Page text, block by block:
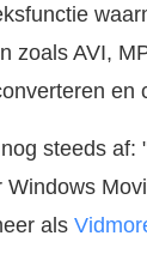
zoals AVI,
en
steeds af:
Windows
als